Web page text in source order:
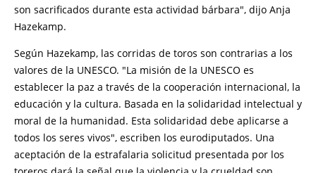
son sacrificados durante esta actividad bárbara", dijo Anja
Hazekamp.
Según Hazekamp, ​​las corridas de toros son contrarias a los
valores de la UNESCO. "La misión de la UNESCO es
establecer la paz a través de la cooperación internacional, la
educación y la cultura. Basada en la solidaridad intelectual y
moral de la humanidad. Esta solidaridad debe aplicarse a
todos los seres vivos", escriben los eurodiputados. Una
aceptación de la estrafalaria solicitud presentada por los